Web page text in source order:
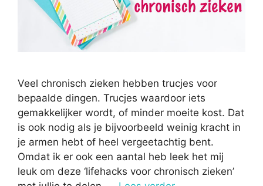
Veel chronisch zieken hebben trucjes voor
bepaalde dingen. Trucjes waardoor iets
gemakkelijker wordt, of minder moeite kost. Dat
is ook nodig als je bijvoorbeeld weinig kracht in
je armen hebt of heel vergeetachtig bent.
Omdat ik er ook een aantal heb leek het mij
leuk om deze ‘lifehacks voor chronisch zieken’